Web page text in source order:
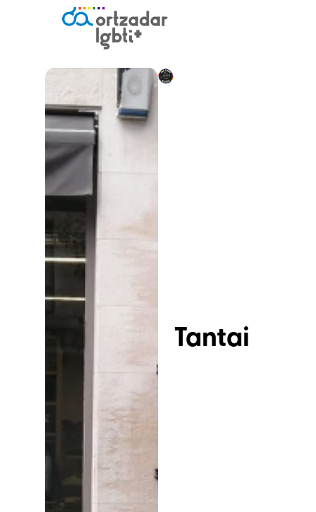
Tantai